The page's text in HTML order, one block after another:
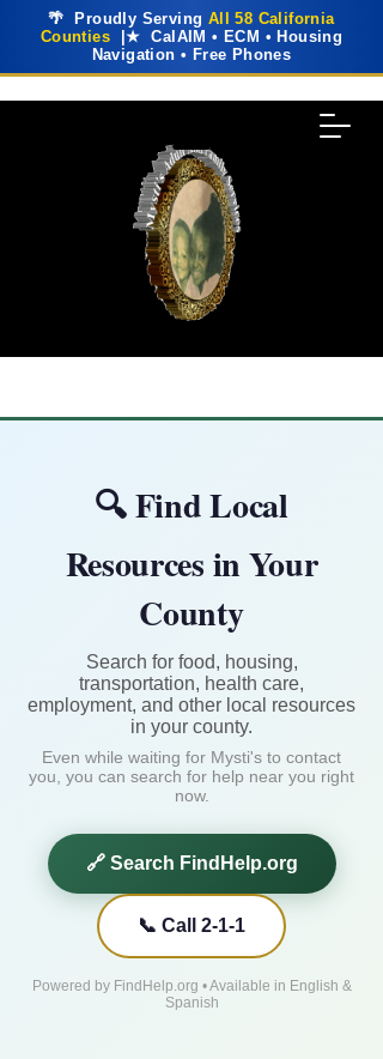
🌴 Proudly Serving All 58 California
Counties |★ CalAIM • ECM • Housing
Navigation • Free Phones
🔍 Find Local
Resources in Your
County
Search for food, housing,
transportation, health care,
employment, and other local resources
in your county.
Even while waiting for Mysti's to contact
you, you can search for help near you right
now.
🔗 Search FindHelp.org
📞 Call 2-1-1
Powered by FindHelp.org • Available in English &
Spanish